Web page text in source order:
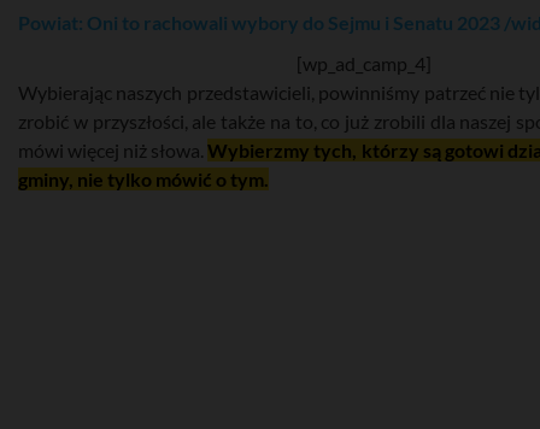
Powiat: Oni to rachowali wybory do Sejmu i Senatu 2023 /
[wp_ad_camp_4]
Wybierając naszych przedstawicieli, powinniśmy patrzeć nie
zrobić w przyszłości, ale także na to, co już zrobili dla naszej
mówi więcej niż słowa.Wybierzmy tych, którzy są gotowi
gminy, nie tylko mówić o tym.